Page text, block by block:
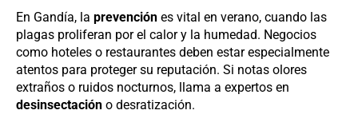
En Gandía, la prevención es vital en verano, cuando las
plagas proliferan por el calor y la humedad. Negocios
como hoteles o restaurantes deben estar especialmente
atentos para proteger su reputación. Si notas olores
extraños o ruidos nocturnos, llama a expertos en
desinsectación o desratización.